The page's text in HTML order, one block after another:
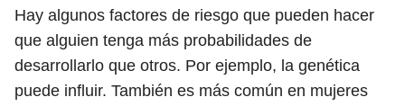
Hay algunos factores de riesgo que pueden hacer
que alguien tenga más probabilidades de
desarrollarlo que otros. Por ejemplo, la genética
puede influir. También es más común en mujeres